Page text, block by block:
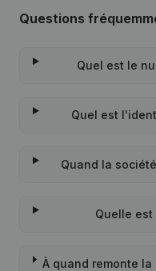
Questions
Quel est le
Quel est
Quand la
Quelle
À quand remonte